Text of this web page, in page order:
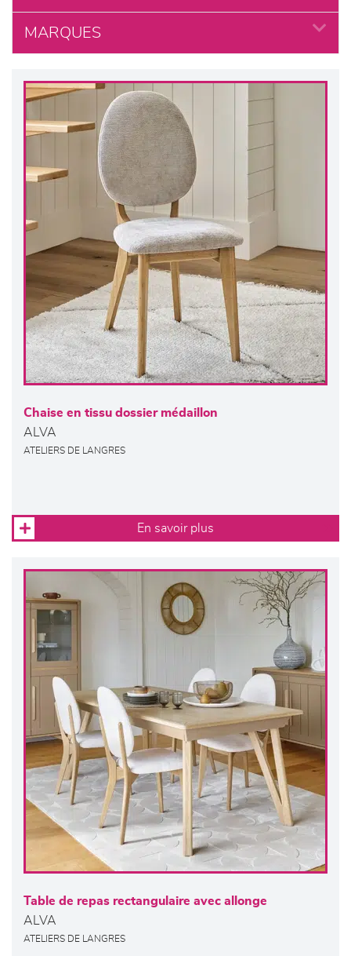
MARQUES
Chaise en tissu dossier médaillon
ALVA
ATELIERS DE LANGRES
En savoir plus
Table de repas rectangulaire avec allonge
ALVA
ATELIERS DE LANGRES